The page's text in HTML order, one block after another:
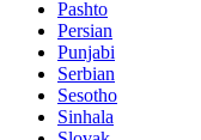
Pashto
Persian
Punjabi
Serbian
Sesotho
Sinhala